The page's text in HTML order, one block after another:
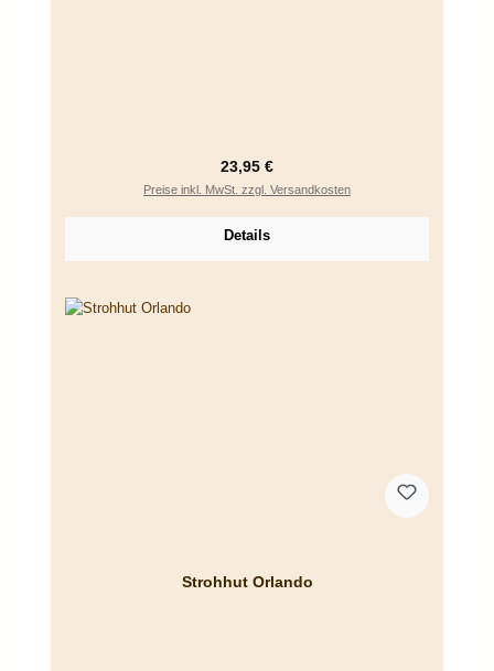
Regulärer Preis:
23,95 €
Preise inkl. MwSt. zzgl. Versandkosten
Details
Strohhut Orlando